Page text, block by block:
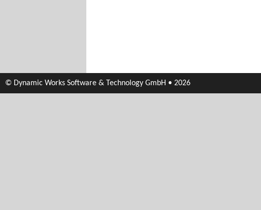
© Dynamic Works Software & Technology GmbH • 2026